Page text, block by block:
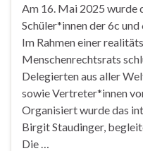
Am 16. Mai 2025 wurde
Schüler*innen der 6c
Im Rahmen einer
Menschenrechtsrats
Delegierten aus aller
sowie Vertreter*innen
Organisiert wurde das
Birgit Staudinger,
Die …